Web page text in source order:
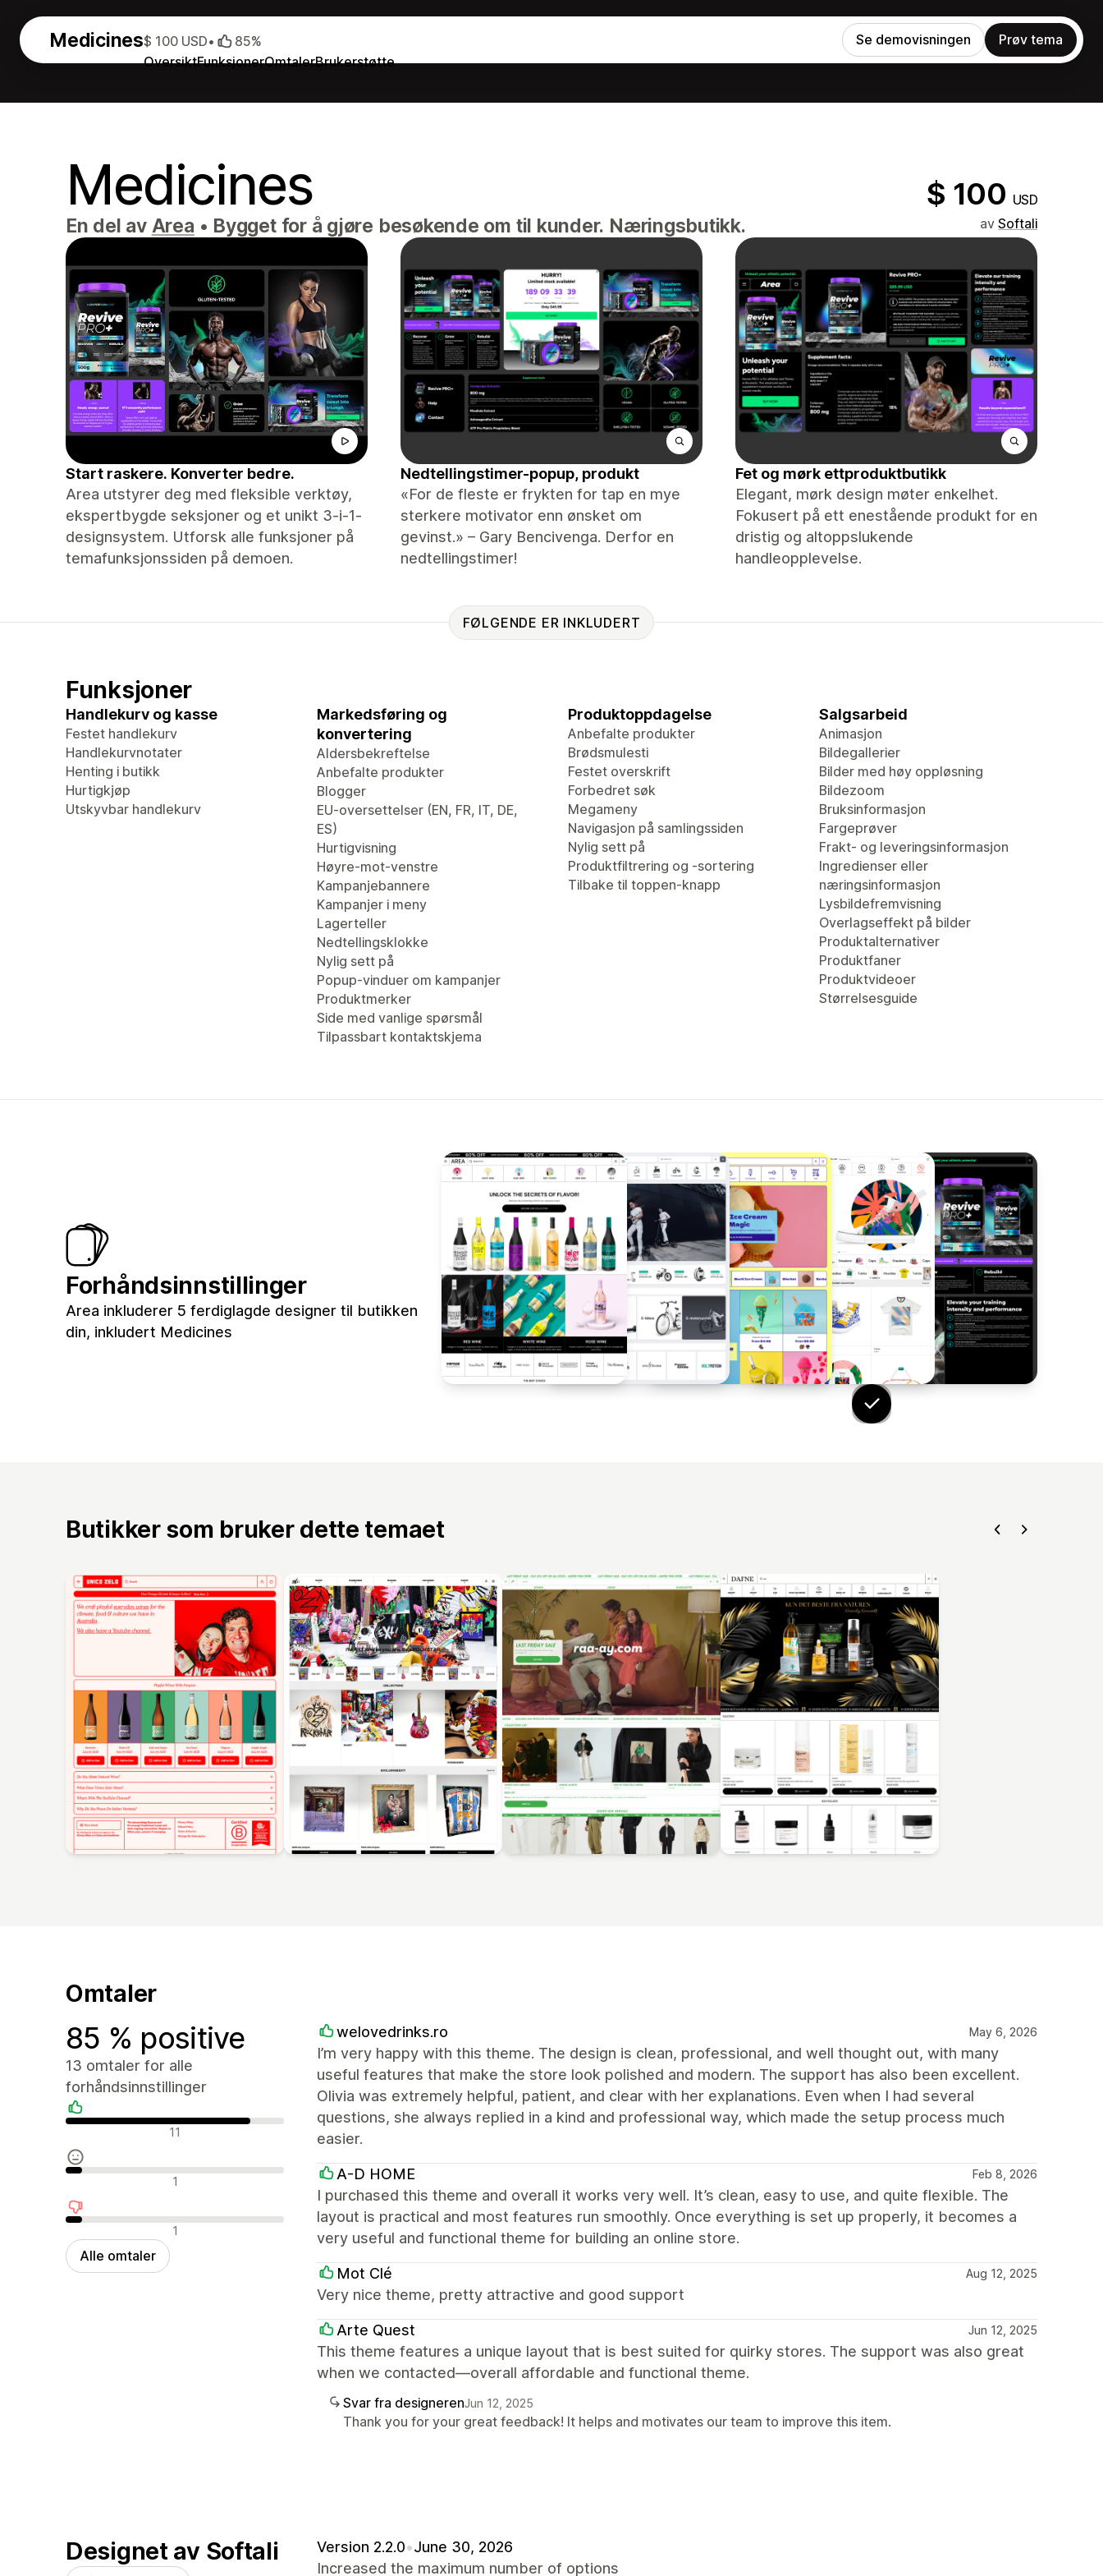
Medicines
OversiktFunksjonerOmtalerBrukerstøtte
$ 100 USD• 85% Se demovisningen Prøv tema
Medicines $ 100 USD
En del av Area • Bygget for å gjøre besøkende om til kunder. Næringsbutikk. av Softali
Start raskere. Konverter bedre.
Area utstyrer deg med fleksible verktøy,
ekspertbygde seksjoner og et unikt 3-i-1-
designsystem. Utforsk alle funksjoner på
temafunksjonssiden på demoen.
Nedtellingstimer-popup, produkt
«For de fleste er frykten for tap en mye
sterkere motivator enn ønsket om
gevinst.» – Gary Bencivenga. Derfor en
nedtellingstimer!
Fet og mørk ettproduktbutikk
Elegant, mørk design møter enkelhet.
Fokusert på ett enestående produkt for en
dristig og altoppslukende
handleopplevelse.
FØLGENDE ER INKLUDERT
Funksjoner
Handlekurv og kasse
Festet handlekurv
Handlekurvnotater
Henting i butikk
Hurtigkjøp
Utskyvbar handlekurv
Markedsføring og
konvertering
Aldersbekreftelse
Anbefalte produkter
Blogger
EU-oversettelser (EN, FR, IT, DE,
ES)
Hurtigvisning
Høyre-mot-venstre
Kampanjebannere
Kampanjer i meny
Lagerteller
Nedtellingsklokke
Nylig sett på
Popup-vinduer om kampanjer
Produktmerker
Side med vanlige spørsmål
Tilpassbart kontaktskjema
Produktoppdagelse
Anbefalte produkter
Brødsmulesti
Festet overskrift
Forbedret søk
Megameny
Navigasjon på samlingssiden
Nylig sett på
Produktfiltrering og -sortering
Tilbake til toppen-knapp
Salgsarbeid
Animasjon
Bildegallerier
Bilder med høy oppløsning
Bildezoom
Bruksinformasjon
Fargeprøver
Frakt- og leveringsinformasjon
Ingredienser eller
næringsinformasjon
Lysbildefremvisning
Overlagseffekt på bilder
Produktalternativer
Produktfaner
Produktvideoer
Størrelsesguide
Forhåndsinnstillinger
Area inkluderer 5 ferdiglagde designer til butikken
din, inkludert Medicines
Butikker som bruker dette temaet
Omtaler
85 % positive
13 omtaler for alle
forhåndsinnstillinger
Positive omtaler 11
Nøytrale omtaler 1
Negative omtaler 1
Alle omtaler
welovedrinks.ro May 6, 2026
I’m very happy with this theme. The design is clean, professional, and well thought out, with many
useful features that make the store look polished and modern. The support has also been excellent.
Olivia was extremely helpful, patient, and clear with her explanations. Even when I had several
questions, she always replied in a kind and professional way, which made the setup process much
easier.
A-D HOME Feb 8, 2026
I purchased this theme and overall it works very well. It’s clean, easy to use, and quite flexible. The
layout is practical and most features run smoothly. Once everything is set up properly, it becomes a
very useful and functional theme for building an online store.
Mot Clé Aug 12, 2025
Very nice theme, pretty attractive and good support
Arte Quest Jun 12, 2025
This theme features a unique layout that is best suited for quirky stores. The support was also great
when we contacted—overall affordable and functional theme.
Svar fra designerenJun 12, 2025
Thank you for your great feedback! It helps and motivates our team to improve this item.
Designet av Softali Version 2.2.0•June 30, 2026
Increased the maximum number of options